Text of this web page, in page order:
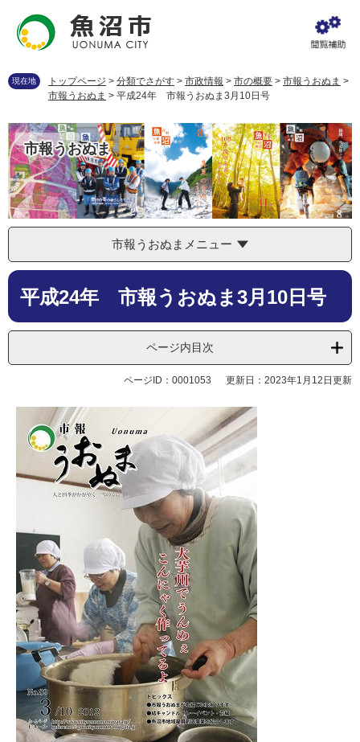
先
す
。
を
し
て
本
文
へ
現在地 トップページ > 分類でさがす > 市政情報 > 市の概要 > 市報うおぬま >
市報うおぬま > 平成24年 市報うおぬま3月10日号
市報うおぬま
市報うおぬまメニュー
本
平成24年 市報うおぬま3月10日号
ページ内目次
ページID：0001053 更新日：2023年1月12日更新